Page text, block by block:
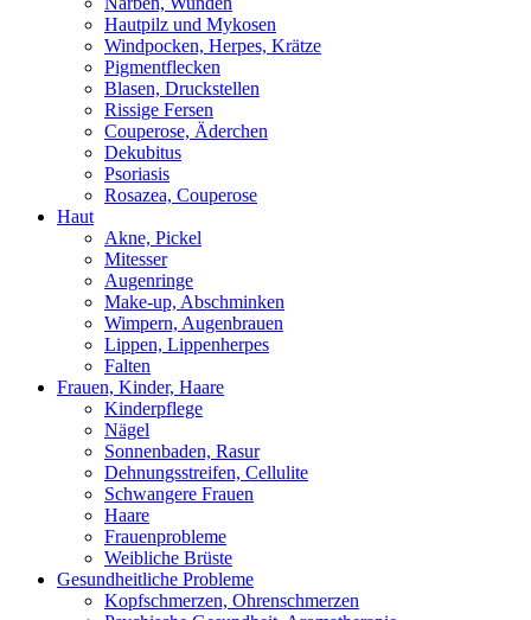
Hautpilz und Mykosen
Windpocken, Herpes, Krätze
Pigmentflecken
Blasen, Druckstellen
Rissige Fersen
Couperose, Äderchen
Dekubitus
Psoriasis
Rosazea, Couperose
Haut
Akne, Pickel
Mitesser
Augenringe
Make-up, Abschminken
Wimpern, Augenbrauen
Lippen, Lippenherpes
Falten
Frauen, Kinder, Haare
Kinderpflege
Nägel
Sonnenbaden, Rasur
Dehnungsstreifen, Cellulite
Schwangere Frauen
Haare
Frauenprobleme
Weibliche Brüste
Gesundheitliche Probleme
Kopfschmerzen, Ohrenschmerzen